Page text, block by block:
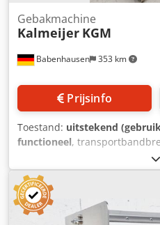
Babenhausen 353 km
Gebakmachine
Kalmeijer KGM
Prijsinfo
Toestand: uitstekend
functioneel,
,
werkbreedte:250 mm, totale
hoogte:
gecertificeerd tot:09/2027
,
KGM met